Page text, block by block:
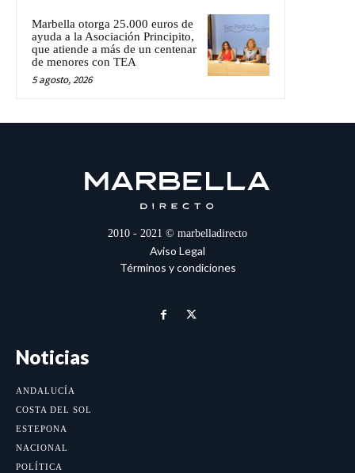
Marbella otorga 25.000 euros de
ayuda a la Asociación Principito,
que atiende a más de un centenar
de menores con TEA
5 agosto, 2026
2010 - 2021 © marbelladirecto
Aviso Legal
Términos y condiciones
Noticias
ANDALUCÍA
COSTA DEL SOL
ESTEPONA
NACIONAL
POLÍTICA